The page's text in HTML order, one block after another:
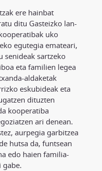
ere hainbat
ditu Gasteizko lan-
uko
egutegia emateari,
senideak sartzeko
eta familien legea
aldaketak
eskubideak eta
dituzten
kooperatiba
ari denean.
aurpegia garbitzea
hutsa da, funtsean
edo haien familia-
gabe.